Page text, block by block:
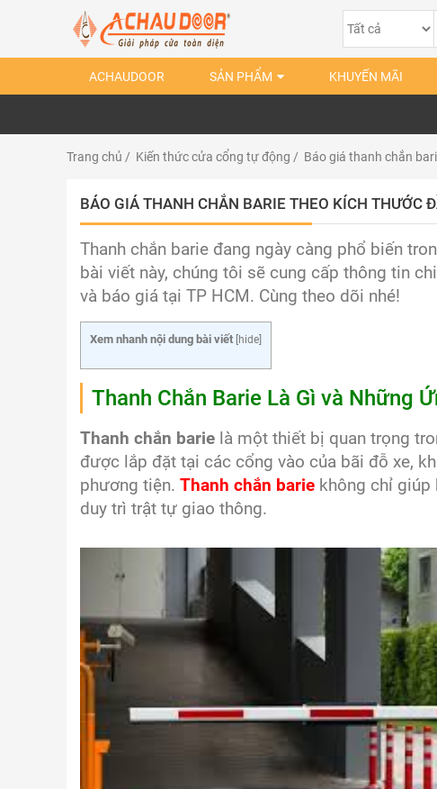
ACHAUDOOR SẢN PHẨM KHUYẾN MÃI
Trang chủ / Kiến thức cửa cổng tự động / Báo giá thanh chắn
BÁO GIÁ THANH CHẮN BARIE THEO KÍCH THƯỚC
Thanh chắn barie đang ngày càng phổ biến
bài viết này, chúng tôi sẽ cung cấp thông tin
và báo giá tại TP HCM. Cùng theo dõi nhé!
Xem nhanh nội dung bài viết hide
Thanh Chắn Barie Là Gì và Những
Thanh chắn barie là một thiết bị quan trọng
được lắp đặt tại các cổng vào của bãi đỗ xe,
phương tiện. Thanh chắn barie không chỉ
duy trì trật tự giao thông.